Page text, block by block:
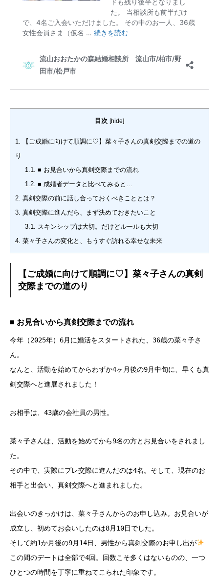
目次 [hide]
1. 【ご成婚に向けて順調に♡】菜々子さんの真剣交際までの道の
り
1.1. ■ お見合いから真剣交際までの流れ
1.2. ■ 成婚者データと比べてみると…
2. 真剣交際の前に話し合っておくべきこととは？
3. 真剣交際に進んだら、まず決めておきたいこと
3.1. スキンシップは大切。だけどルールも大切
4. 菜々子さんの変化と、もうすぐ訪れる幸せな未来
【ご成婚に向けて順調に♡】菜々子さんの真剣
交際までの道のり
■ お見合いから真剣交際までの流れ
今年（2025年）6月に婚活をスタートされた、36歳の菜々子さ
ん。
なんと、活動を始めてからわずか4ヶ月後の9月中旬に、早くも真
剣交際へと進展されました！
お相手は、43歳の会社員の男性。
菜々子さんは、活動を始めてから9名の方とお見合いをされまし
た。
その中で、実際にプレ交際に進んだのは4名。そして、現在のお
相手と出会い、真剣交際へと進まれました。
出会いのきっかけは、菜々子さんからのお申し込み。お見合いが
成立し、初めてお会いしたのは8月10日でした。
そして約1か月後の9月14日、男性から真剣交際のお申し出が
この間のデートは全部で4回。回数こそ多くはないものの、一つ
ひとつの時間を丁寧に重ねてこられた印象です。